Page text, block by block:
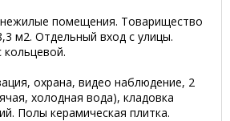
помещения. Товарищество
м2. Отдельный вход с улицы.
охрана, видео наблюдение, 2
холодная вода), кладовка
Полы керамическая плитка.